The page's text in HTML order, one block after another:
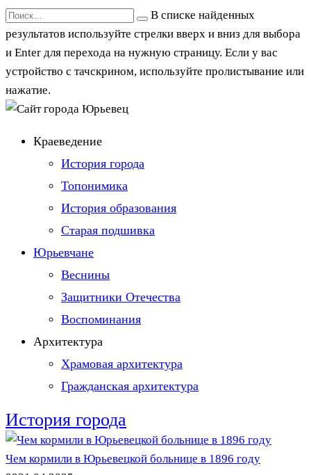
Перейти
к
содержанию
Search
for:
В списке найденных
результатов используйте стрелки вверх и вниз для выбора
и Enter для перехода на нужную страницу. Если у вас
устройство с тачскрином, используйте пролистывание или
нажатие.
Краеведение
История города
Топонимика
История образования
Старая подшивка
Юрьевчане
Веснины
Защитники Отечества
Воспоминания
Архитектура
Храмовая архитектура
Гражданская архитектура
История города
Чем кормили в Юрьевецкой больнице в 1896 году